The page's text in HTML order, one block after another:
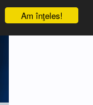
Am înţeles!